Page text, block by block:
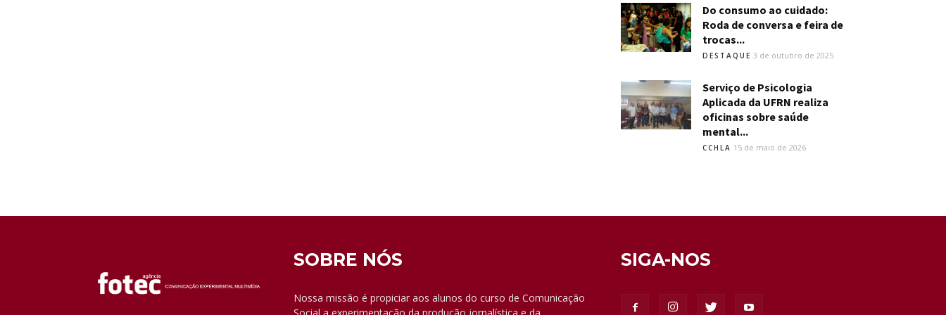
Do consumo ao cuidado:
Roda de conversa e feira de
trocas...
DESTAQUE 3 de outubro de 2025
Serviço de Psicologia
Aplicada da UFRN realiza
oficinas sobre saúde
mental...
CCHLA 15 de maio de 2026
SOBRE NÓS
Nossa missão é propiciar aos alunos do curso de Comunicação
SIGA-NOS